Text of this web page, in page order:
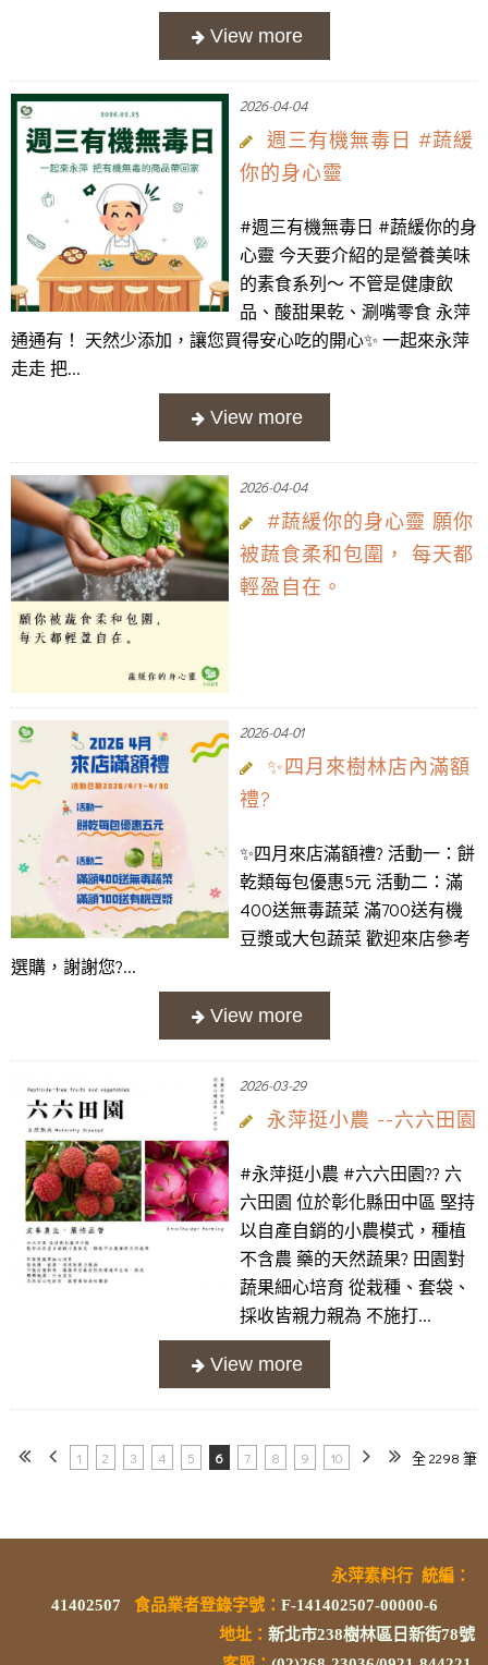
2026-04-04
週三有機無毒日 #蔬緩
你的身心靈
#週三有機無毒日 #蔬緩你的身
心靈 今天要介紹的是營養美味
的素食系列～ 不管是健康飲
品、酸甜果乾、涮嘴零食 永萍
通通有！ 天然少添加，讓您買得安心吃的開心✨ 一起來永萍
走走 把...
2026-04-04
#蔬緩你的身心靈 願你
被蔬食柔和包圍， 每天都
輕盈自在。
2026-04-01
✨️四月來樹林店內滿額
禮?
✨️四月來店滿額禮? 活動一：餅
乾類每包優惠5元 活動二：滿
400送無毒蔬菜 滿700送有機
豆漿或大包蔬菜 歡迎來店參考
選購，謝謝您?...
2026-03-29
永萍挺小農 --六六田園
#永萍挺小農 #六六田園?? 六
六田園 位於彰化縣田中區 堅持
以自產自銷的小農模式，種植
不含農 藥的天然蔬果? 田園對
蔬果細心培育 從栽種、套袋、
採收皆親力親為 不施打...
1 2 3 4 5 6 7 8 9 10 全 2298 筆
永萍素料行 統編 ：
41402507
食品業者登錄字號： F-141402507-00000-6
地址： 新北市238樹林區日新街78號